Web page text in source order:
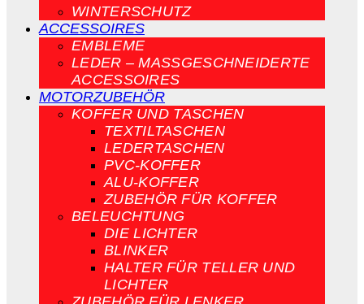
WINTERSCHUTZ
ACCESSOIRES
EMBLEME
LEDER – MASSGESCHNEIDERTE A
CCESSOIRES
MOTORZUBEHÖR
KOFFER UND TASCHEN
TEXTILTASCHEN
LEDERTASCHEN
PVC-KOFFER
ALU-KOFFER
ZUBEHÖR FÜR KOFFER
BELEUCHTUNG
DIE LICHTER
BLINKER
HALTER FÜR TELLER UND
LICHTER